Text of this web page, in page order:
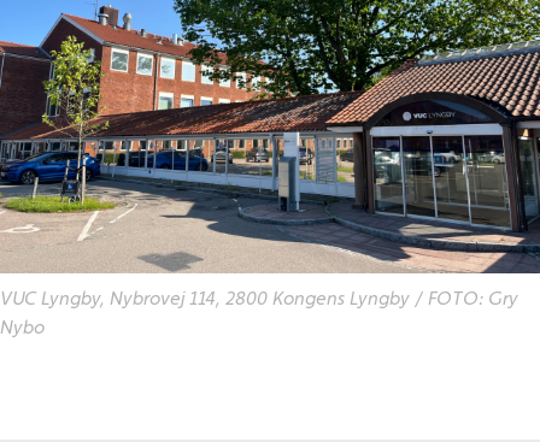
VUC Lyngby, Nybrovej 114, 2800 Kongens Lyngby / FOTO: Gry
Nybo